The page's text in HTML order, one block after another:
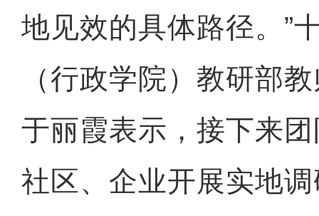
地见效的具体路径。”
（行政学院）教研部
于丽霞表示，接下来
社区、企业开展实地